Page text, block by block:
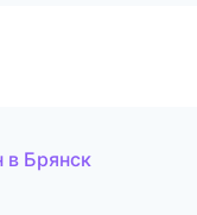
в Брянск